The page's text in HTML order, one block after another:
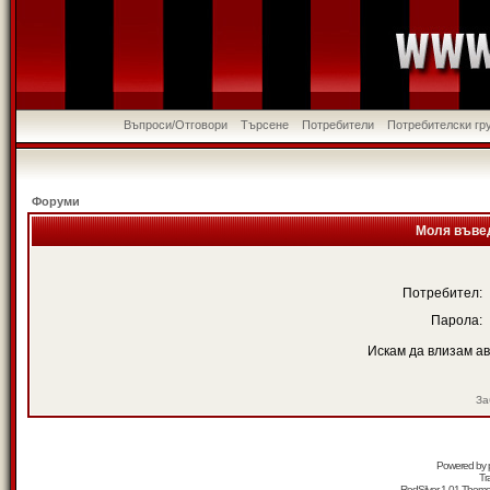
Въпроси/Отговори Търсене Потребители Потребителски
Форуми
Моля
Потребител:
Парола:
Искам да влизам
Powered by